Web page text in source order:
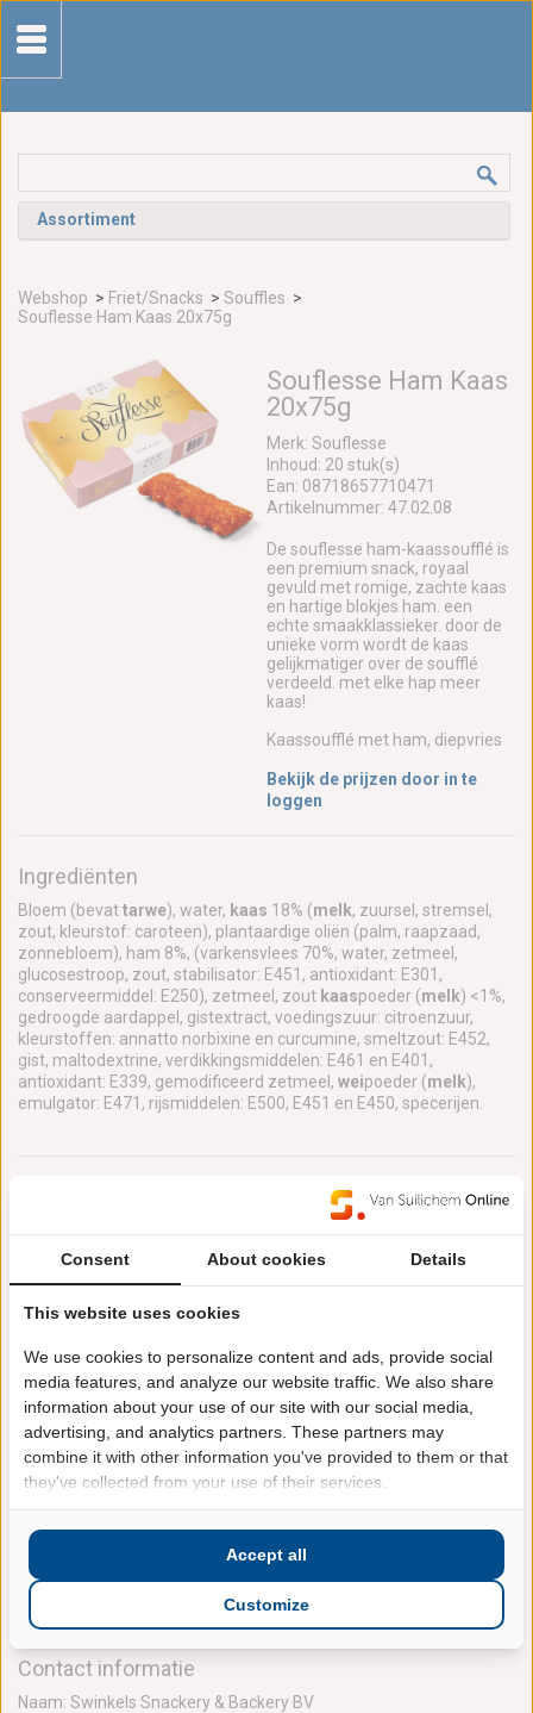
Assortiment
Webshop > Friet/Snacks > Souffles >
Souflesse Ham Kaas 20x75g
Souflesse Ham Kaas
20x75g
Merk: Souflesse
Inhoud: 20 stuk(s)
Ean: 08718657710471
Artikelnummer: 47.02.08
De souflesse ham-kaassoufflé is
een premium snack, royaal
gevuld met romige, zachte kaas
en hartige blokjes ham. een
echte smaakklassieker. door de
unieke vorm wordt de kaas
gelijkmatiger over de soufflé
verdeeld. met elke hap meer
kaas!
Kaassoufflé met ham, diepvries
Bekijk de prijzen door in te
loggen
Ingrediënten
Bloem (bevattarwe), water, kaas 18% (melk, zuursel, stremsel,
zout, kleurstof: caroteen), plantaardige oliën (palm, raapzaad,
zonnebloem), ham 8%, (varkensvlees 70%, water, zetmeel,
glucosestroop, zout, stabilisator: E451, antioxidant: E301,
conserveermiddel: E250), zetmeel, zout kaaspoeder (melk) <1%,
gedroogde aardappel, gistextract, voedingszuur: citroenzuur,
kleurstoffen: annatto norbixine en curcumine, smeltzout: E452,
gist, maltodextrine, verdikkingsmiddelen: E461 en E401,
antioxidant: E339, gemodificeerd zetmeel, weipoeder (melk),
emulgator: E471, rijsmiddelen: E500, E451 en E450, specerijen.
Per 100 g product
Energie
Energie
Vetten
14 g
waarvan verzadigde vetzuren
7.5 g
Koolhydraten
30 g
waarvan suikers
1.2 g
Vezels
1.3 g
Eiwitten
8.2 g
Zout
1.8 g
Contact informatie
Naam: Swinkels Snackery & Backery BV
Consent About cookies Details
This website uses cookies
We use cookies to personalize content and ads, provide social
media features, and analyze our website traffic. We also share
information about your use of our site with our social media,
advertising, and analytics partners. These partners may
combine it with other information you've provided to them or that
they've collected from your use of their services.
Customize
Accept all